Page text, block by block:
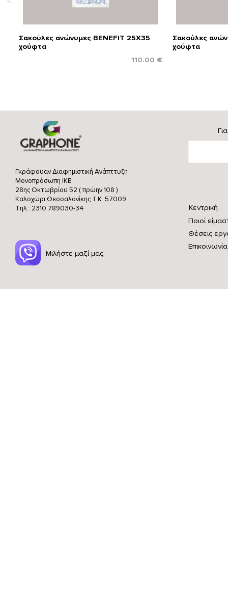
Σακούλες ανώνυμες BENEFIT 25X35
χούφτα
110.00 €
Σακούλες
χούφτα
Γκράφουαν Διαφημιστική Ανάπττυξη
Μονοπρόσωπη ΙΚΕ
28ης Οκτωβρίου 52 ( πρώην 108 )
Καλοχώρι Θεσσαλονίκης Τ.Κ. 57009
Τηλ.: 2310 789030-34
Κεντρική
Ποιοί
Θέσεις
Επικοινωνία
Μιλήστε μαζί μας